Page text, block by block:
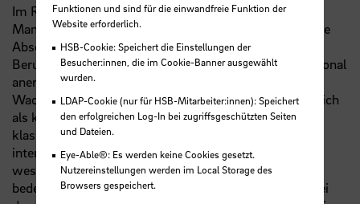
Im Rahmen des Internationalen Studiengangs "Ship
Management - Nautical Sciences
" können unsere
Absolvent:innen direkt als Wachdienstoffizier:in in das
Berufsleben starten. Das hierfür erlangte und international
anerkannteSTCW
Wachoffizier:innen wird wie im maritimen Bereich üblich
als klassisches Papierzertifikat ausgestellt. Diese
klassischen Papierzertifikate haben jedoch kein
international einheitliches Format oder Aussehen,
weswegen es je nach Hafen, Land oder Herkunft zu
bedeutsamen Verzögerungen oder gar Ablehnungen bei
Funktionen und sind für die einwandfreie Funktion der
Website erforderlich.
HSB-Cookie: Speichert die Einstellungen der
Besucher:innen, die im Cookie-Banner ausgewählt
wurden.
LDAP-Cookie (nur für HSB-Mitarbeiter:innen): Speichert
den erfolgreichen Log-In bei zugriffsgeschützten Seiten
und Dateien.
Eye-Able®: Es werden keine Cookies gesetzt.
Nutzereinstellungen werden im Local Storage des
Browsers gespeichert.